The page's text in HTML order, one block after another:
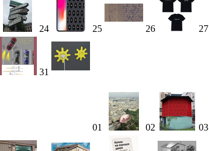
24 25 26 27
31
01 02 03